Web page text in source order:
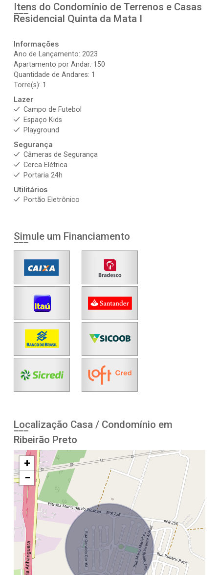
Itens do Condomínio de Terrenos e Casas
Residencial Quinta da Mata I
Informações
Ano de Lançamento: 2023
Apartamento por Andar: 150
Quantidade de Andares: 1
Torre(s): 1
Lazer
Campo de Futebol
Espaço Kids
Playground
Segurança
Câmeras de Segurança
Cerca Elétrica
Portaria 24h
Utilitários
Portão Eletrônico
Simule um Financiamento
Localização Casa / Condomínio em
Ribeirão Preto
+
−